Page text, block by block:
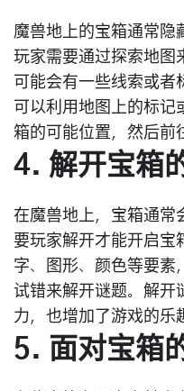
魔兽地上的宝箱通常隐
玩家需要通过探索地图
可能会有一些线索或者
可以利用地图上的标记
箱的可能位置，然后前
4. 解开宝箱
在魔兽地上，宝箱通常
要玩家解开才能开启宝
字、图形、颜色等要素
试错来解开谜题。解开
力，也增加了游戏的乐
5. 面对宝箱